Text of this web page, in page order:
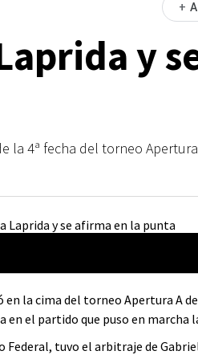
+
y
la 4ª fecha del torneo
la cima del torneo Apertura A
en el partido que puso en marcha
Federal, tuvo el arbitraje de